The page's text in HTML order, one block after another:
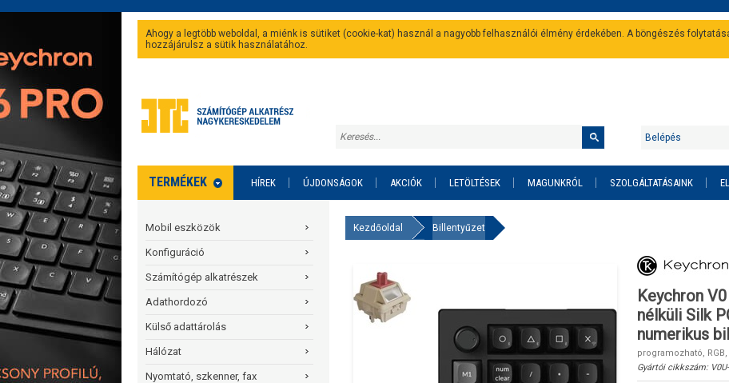
Ahogy a legtöbb weboldal, a miénk is sütiket (cookie-kat) használ a nagyobb felhasználói élmény érdekében. A böngészés
hozzájárulsz a sütik használatához.
Belépés
TERMÉKEK HÍREK ÚJDONSÁGOK AKCIÓK LETÖLTÉSEK MAGUNKRÓL SZOLGÁLTATÁSAINK
Mobil eszközök
Konfiguráció
Számítógép alkatrészek
Adathordozó
Külső adattárolás
Hálózat
Nyomtató, szkenner, fax
Kezdőoldal Billentyűzet
Keychron
nélküli Silk
numerikus
programozható,
Gyártói cikkszám: